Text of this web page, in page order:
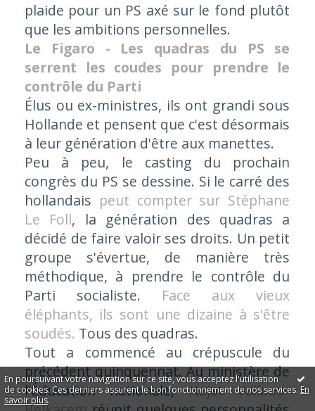
En poursuivant votre navigation sur ce site, vous acceptez l'utilisation
de cookies. Ces derniers assurent le bon fonctionnement de nos services. En
savoir plus.
plaide pour un PS axé sur le fond plutôt
que les ambitions personnelles.
Le Figaro - Les quadras du PS se
serrent les coudes pour prendre le
contrôle du Parti
Élus ou ex-ministres, ils ont grandi sous
Hollande et pensent que c'est désormais
à leur génération d'être aux manettes.
Peu à peu, le casting du prochain
congrès du PS se dessine. Si le carré des
hollandais peut compter sur Stéphane
Le Foll, la génération des quadras a
décidé de faire valoir ses droits. Un petit
groupe s'évertue, de manière très
méthodique, à prendre le contrôle du
Parti socialiste. Face aux vieux
éléphants, ils sont une dizaine à s'être
soudés. Tous des quadras.
Tout a commencé au crépuscule du
précédent quinquennat. Au ministère de
l'Éducation nationale,Najat Vallaud-